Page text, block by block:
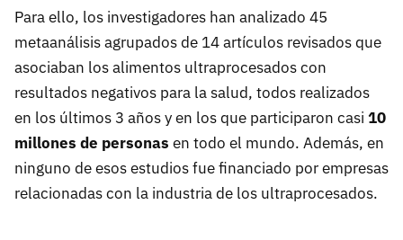
Para ello, los investigadores han analizado 45
metaanálisis agrupados de 14 artículos revisados que
asociaban los alimentos ultraprocesados con
resultados negativos para la salud, todos realizados
en los últimos 3 años y en los que participaron casi 10
millones de personas en todo el mundo. Además, en
ninguno de esos estudios fue financiado por empresas
relacionadas con la industria de los ultraprocesados.